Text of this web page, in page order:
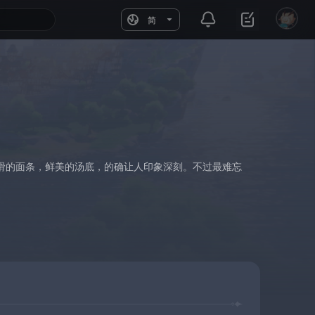
简
面条，鲜美的汤底，的确让人印象深刻。不过最难忘